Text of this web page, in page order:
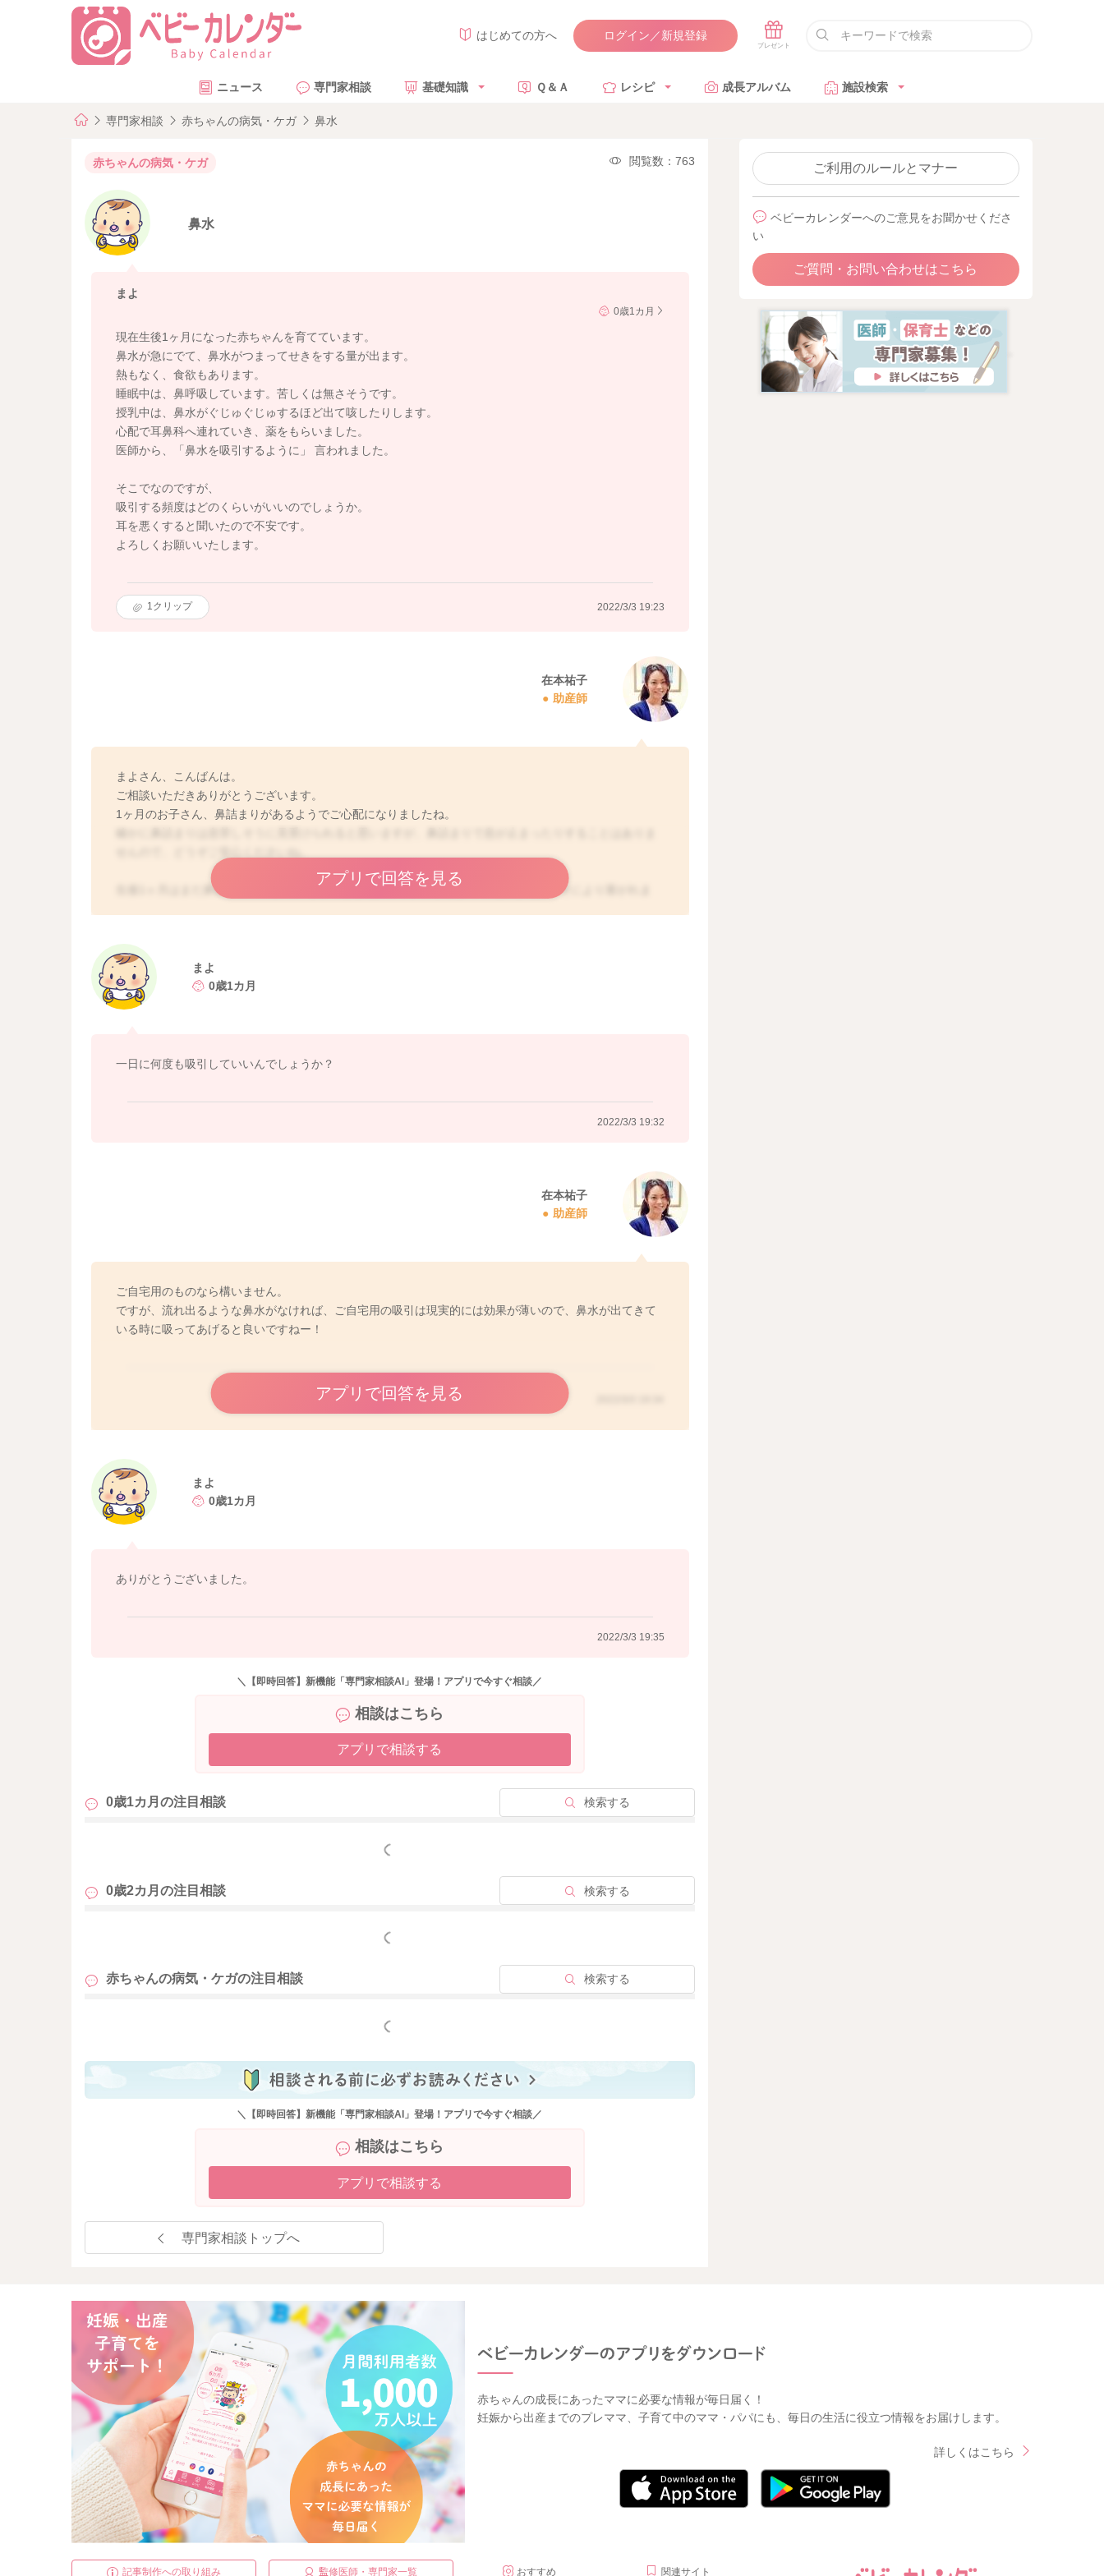
はじめての方へ ログイン／新規登録
ニュース 専門家相談 基礎知識 Ｑ＆Ａ レシピ 成長アルバム 施設検索
専門家相談 赤ちゃんの病気・ケガ 鼻水
赤ちゃんの病気・ケガ 閲覧数：763
鼻水
まよ
0歳1カ月
現在生後1ヶ月になった赤ちゃんを育てています。
鼻水が急にでて、鼻水がつまってせきをする量が出ます。
熱もなく、食欲もあります。
睡眠中は、鼻呼吸しています。苦しくは無さそうです。
授乳中は、鼻水がぐじゅぐじゅするほど出て咳したりします。
心配で耳鼻科へ連れていき、薬をもらいました。
医師から、「鼻水を吸引するように」 言われました。
そこでなのですが、
吸引する頻度はどのくらいがいいのでしょうか。
耳を悪くすると聞いたので不安です。
よろしくお願いいたします。
1クリップ 2022/3/3 19:23
在本祐子
助産師
まよさん、こんばんは。
ご相談いただきありがとうございます。
1ヶ月のお子さん、鼻詰まりがあるようでご心配になりましたね。
生後1ヶ月はまだ鼻腔が非常に狭く、ちょっとした鼻水や鼻水が固まって乾燥した鼻くそにより塞がれま
かり拭いたり、クシャミのタイミングで吸ったりするとよいでしょう。
また寝かしつけるタイミングでは少し頭部を高くすると寝つきやすかったりします。
鼻水や鼻詰まりにより、哺乳や睡眠に影響してくるようになった時には、再度受診なさった方が安心で
アプリで回答を見る
まよ
0歳1カ月
一日に何度も吸引していいんでしょうか？
2022/3/3 19:32
在本祐子
助産師
ご自宅用のものなら構いません。
ですが、流れ出るような鼻水がなければ、ご自宅用の吸引は現実的には効果が薄いので、鼻水が出てきて
いる時に吸ってあげると良いですねー！
アプリで回答を見る
まよ
0歳1カ月
ありがとうございました。
2022/3/3 19:35
＼【即時回答】新機能「専門家相談AI」登場！アプリで今すぐ相談／
相談はこちら
アプリで相談する
0歳1カ月の注目相談 検索する
もっと見る
0歳2カ月の注目相談 検索する
もっと見る
赤ちゃんの病気・ケガの注目相談 検索する
もっと見る
＼【即時回答】新機能「専門家相談AI」登場！アプリで今すぐ相談／
相談はこちら
アプリで相談する
専門家相談トップへ
ご利用のルールとマナー
ベビーカレンダーへのご意見をお聞かせくださ
い
ご質問・お問い合わせはこちら
赤ちゃんの成長にあったママに必要な情報が毎日届く！
妊娠から出産までのプレママ、子育て中のママ・パパにも、毎日の生活に役立つ情報をお届けします。
詳しくはこちら
記事制作への取り組み 監修医師・専門家一覧 おすすめ 関連サイト